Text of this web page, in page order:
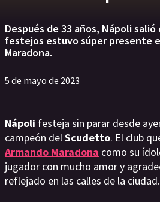
Después de 33 años, Nápoli
festejos estuvo súper presente
Maradona.
5 de mayo de 2023
Nápoli festeja sin parar desde
campeón delScudetto. El club
Armando Maradona como su
jugador con mucho amor y
reflejado en las calles de la ciudad.